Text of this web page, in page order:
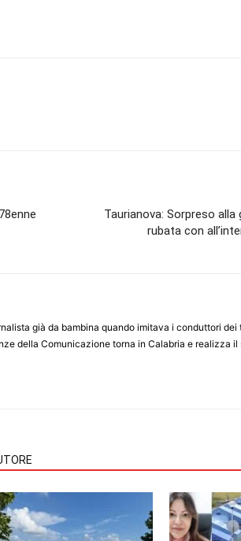
Taurianova: Sorpreso alla
rubata con
già da bambina quando imitava i conduttori
della Comunicazione torna in Calabria e realizza il